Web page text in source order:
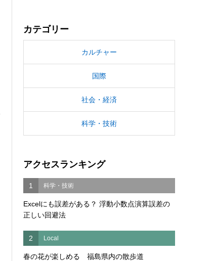
カテゴリー
カルチャー
国際
社会・経済
科学・技術
アクセスランキング
1 科学・技術
Excelにも誤差がある？ 浮動小数点演算誤差の
正しい回避法
2 Local
春の花が楽しめる 福島県内の散歩道